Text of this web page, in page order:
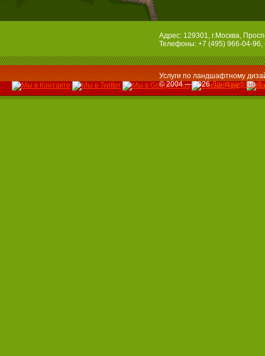
Адрес: 129301, г.Москва,
Телефоны: +7 (495) 966-04-96,
Услуги по ландшафтному
© 2004 — 2026Ландшафтный